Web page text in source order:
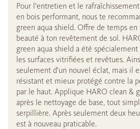
Pour l'entretien et le
en bois performant, nous te
green aqua shield. Offre de temps
beauté à ton revêtement de sol.
green aqua shield a été
les surfaces vitrifiées et revêtues.
seulement d'un nouvel éclat, mais il
résistant et mieux protégé contre la
par le haut. Applique HARO clean &
après le nettoyage de base, tout
serpillière. Après seulement deux
est à nouveau praticable.